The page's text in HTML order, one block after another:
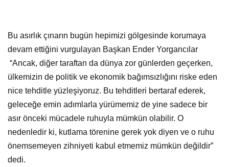
Bu asırlık çınarın bugün hepimizi gölgesinde korumaya
devam ettiğini vurgulayan Başkan Ender Yorgancılar
“Ancak, diğer taraftan da dünya zor günlerden geçerken,
ülkemizin de politik ve ekonomik bağımsızlığını riske eden
nice tehditle yüzleşiyoruz. Bu tehditleri bertaraf ederek,
geleceğe emin adımlarla yürümemiz de yine sadece bir
asır önceki mücadele ruhuyla mümkün olabilir. O
nedenledir ki, kutlama törenine gerek yok diyen ve o ruhu
önemsemeyen zihniyeti kabul etmemiz mümkün değildir”
dedi.